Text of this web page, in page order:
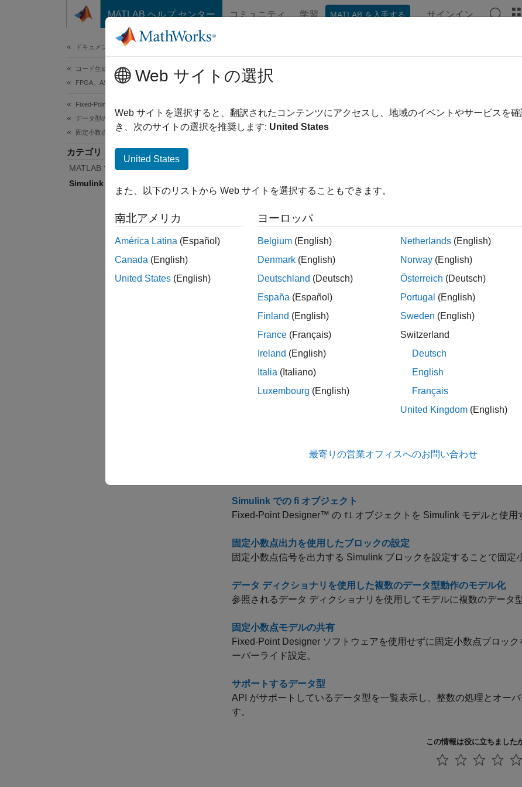
コンテンツへスキップ
MATLAB ヘルプ センター コミュニティ 学習 MATLAB を入手する サインイン
ドキュメンテーションのホーム
コード生成
FPGA、ASIC、および SoC 開発
Fixed-Point Designer
データ型の調査
固定小数点の指定
カテゴリ
MATLAB での固定小数点の指定
Simulink での固定小数点の指定
Simulink
Simulink ®モデルにおける固定小数点データ型の作成と使用
Simulink モデルで固定小数点データ型を指定するには、
固定小数点または浮動小数点データ型を記述した
クラス
Simulink.NumericType 浮動小数点、boolean、または
トピック
Simulink における固定小数点数
Simulink で使用される固定小数点データ型とスケーリングの表記法。
固定小数点信号の端子の表示は、データ型、ビット数、およびスケ
Simulink モデルと MATLAB ソフトウェア間の固定小数点データの受
から Simulink モデルにインポートし、固定小
DSP System Toolbox™ ブロックを使用して MATLAB ワークスペー
Simulink での fi オブジェクト
Fixed-Point Designer™ の fi オブジェクトを Simulink モデルと使用
固定小数点出力を使用したブロックの設定
固定小数点信号を出力する Simulink ブロックを設定することで固定
データ ディクショナリを使用した複数のデータ型動作のモデル化
参照されるデータ ディクショナリを使用してモデルに複数のデータ
固定小数点モデルの共有
Fixed-Point Designer ソフトウェアを使用せずに固定小数点ブロッ
ーバーライド設定。
サポートするデータ型
API がサポートしているデータ型を一覧表示し、整数の処理とオー
す。
この情報は役に立ちました
Web サイトの選択
Web サイトを選択すると、翻訳されたコンテンツにアクセスし、地域のイベントやサービスを
き、次のサイトの選択を推奨します: United States
United States
また、以下のリストから Web サイトを選択することもできます。
南北アメリカ
América Latina (Español)
Canada (English)
United States (English)
ヨーロッパ
Belgium (English)
Denmark (English)
Deutschland (Deutsch)
España (Español)
Finland (English)
France (Français)
Ireland (English)
Italia (Italiano)
Luxembourg (English)
Netherlands (English)
Norway (English)
Österreich (Deutsch)
Portugal (English)
Sweden (English)
Switzerland
Deutsch
English
Français
United Kingdom (English)
最寄りの営業オフィスへのお問い合わせ